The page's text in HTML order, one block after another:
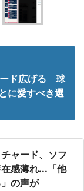
ード広げる 球
に愛すべき選
ャード、ソフ
感薄れ...「他
の声が